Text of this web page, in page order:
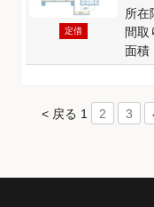
定借
所在
間取
面積
< 戻る 1 2 3